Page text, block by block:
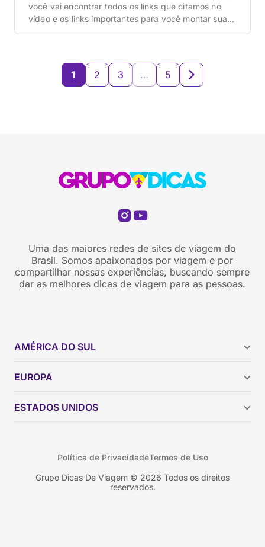
você vai encontrar todos os links que citamos no
vídeo e os links importantes para você montar sua
encontrar tudo que precisa para […]
1 2 3 … 5
Uma das maiores redes de sites de viagem do
Brasil. Somos apaixonados por viagem e por
compartilhar nossas experiências, buscando sempre
dar as melhores dicas de viagem para as pessoas.
AMÉRICA DO SUL
Brasil
Colômbia
EUROPA
ESTADOS UNIDOS
Nova York
Grupo Dicas De Viagem © 2026 Todos os direitos
reservados.
Política de PrivacidadeTermos de Uso